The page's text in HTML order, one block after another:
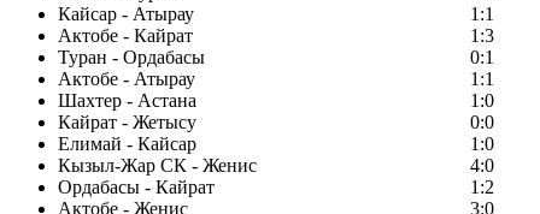
Кайсар - Атырау
1:1
Актобе - Кайрат
1:3
Туран - Ордабасы
0:1
Актобе - Атырау
1:1
Шахтер - Астана
1:0
Кайрат - Жетысу
0:0
Елимай - Кайсар
1:0
Кызыл-Жар СК - Женис
4:0
Ордабасы - Кайрат
1:2
Актобе - Женис
3:0